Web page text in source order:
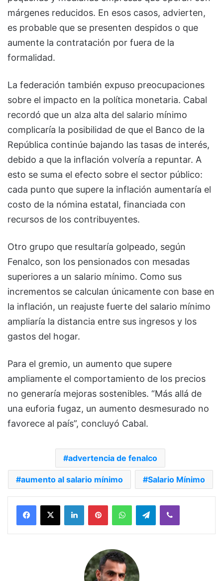
márgenes reducidos. En esos casos, advierten,
es probable que se presenten despidos o que
aumente la contratación por fuera de la
formalidad.
La federación también expuso preocupaciones
sobre el impacto en la política monetaria. Cabal
recordó que un alza alta del salario mínimo
complicaría la posibilidad de que el Banco de la
República continúe bajando las tasas de interés,
debido a que la inflación volvería a repuntar. A
esto se suma el efecto sobre el sector público:
cada punto que supere la inflación aumentaría el
costo de la nómina estatal, financiada con
recursos de los contribuyentes.
Otro grupo que resultaría golpeado, según
Fenalco, son los pensionados con mesadas
superiores a un salario mínimo. Como sus
incrementos se calculan únicamente con base en
la inflación, un reajuste fuerte del salario mínimo
ampliaría la distancia entre sus ingresos y los
gastos del hogar.
Para el gremio, un aumento que supere
ampliamente el comportamiento de los precios
no generaría mejoras sostenibles. “Más allá de
una euforia fugaz, un aumento desmesurado no
favorece al país”, concluyó Cabal.
advertencia de fenalco
aumento al salario mínimo Salario Mínimo
Facebook
X LinkedInPinterestWhatsAppTelegramViber